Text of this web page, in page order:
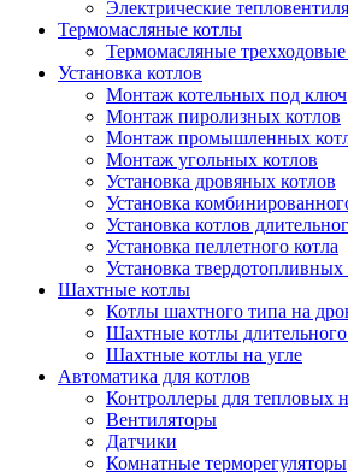
Электрические
Термомасляные котлы
Термомасляные
Установка котлов
Монтаж котельных под ключ
Монтаж пиролизных котлов
Монтаж промышленных
Монтаж угольных котлов
Установка дровяных котлов
Установка
Установка котлов
Установка пеллетного котла
Установка твердотопливных
Шахтные котлы
Котлы шахтного типа на
Шахтные котлы
Шахтные котлы на угле
Автоматика для котлов
Контроллеры для тепловых
Вентиляторы
Датчики
Комнатные терморегуляторы